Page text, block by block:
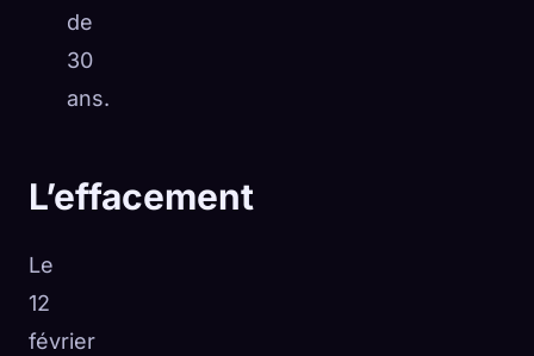
de
30
ans.
L’effacement
Le
12
février